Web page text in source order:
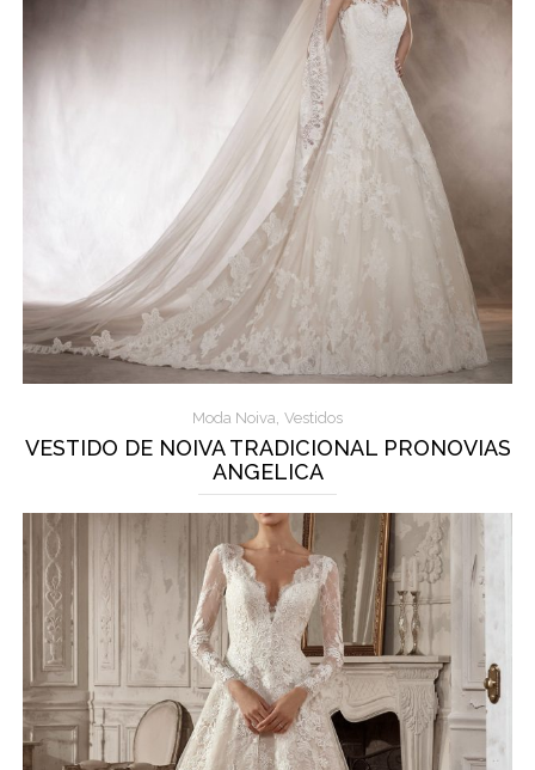
Moda Noiva, Vestidos
VESTIDO DE NOIVA TRADICIONAL PRONOVIAS
ANGELICA